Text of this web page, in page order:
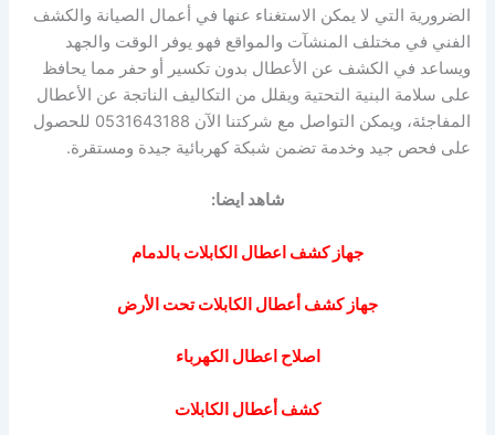
الضرورية التي لا يمكن الاستغناء عنها في أعمال الصيانة والكشف
الفني في مختلف المنشآت والمواقع فهو يوفر الوقت والجهد
ويساعد في الكشف عن الأعطال بدون تكسير أو حفر مما يحافظ
على سلامة البنية التحتية ويقلل من التكاليف الناتجة عن الأعطال
المفاجئة، ويمكن التواصل مع شركتنا الآن 0531643188 للحصول
على فحص جيد وخدمة تضمن شبكة كهربائية جيدة ومستقرة.
شاهد ايضا:
جهاز كشف اعطال الكابلات بالدمام
جهاز كشف أعطال الكابلات تحت الأرض
اصلاح اعطال الكهرباء
كشف أعطال الكابلات